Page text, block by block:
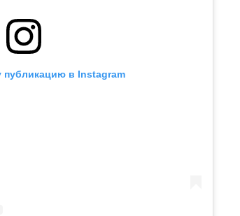
публикацию в Instagram